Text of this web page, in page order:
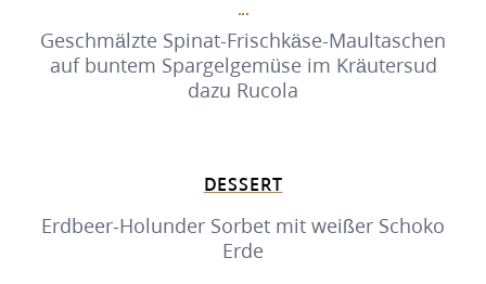
Geschmälzte Spinat-Frischkäse-Maultaschen
auf buntem Spargelgemüse im Kräutersud
dazu Rucola
DESSERT
Erdbeer-Holunder Sorbet mit weißer Schoko
Erde